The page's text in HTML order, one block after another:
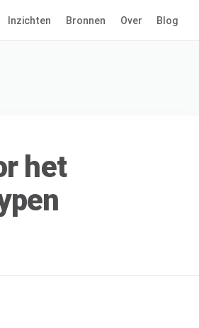
Inzichten Bronnen Over Blog
het